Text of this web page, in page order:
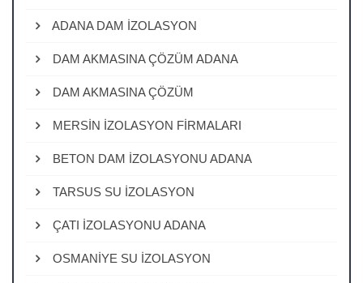
ADANA DAM İZOLASYON
DAM AKMASINA ÇÖZÜM ADANA
DAM AKMASINA ÇÖZÜM
MERSİN İZOLASYON FİRMALARI
BETON DAM İZOLASYONU ADANA
TARSUS SU İZOLASYON
ÇATI İZOLASYONU ADANA
OSMANİYE SU İZOLASYON